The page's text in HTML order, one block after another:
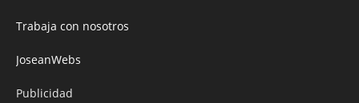
Trabaja con nosotros
JoseanWebs
Publicidad